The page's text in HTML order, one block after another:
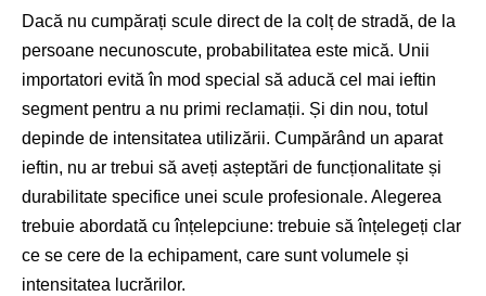
Dacă nu cumpărați scule direct de la colț de stradă, de la
persoane necunoscute, probabilitatea este mică. Unii
importatori evită în mod special să aducă cel mai ieftin
segment pentru a nu primi reclamații. Și din nou, totul
depinde de intensitatea utilizării. Cumpărând un aparat
ieftin, nu ar trebui să aveți așteptări de funcționalitate și
durabilitate specifice unei scule profesionale. Alegerea
trebuie abordată cu înțelepciune: trebuie să înțelegeți clar
ce se cere de la echipament, care sunt volumele și
intensitatea lucrărilor.